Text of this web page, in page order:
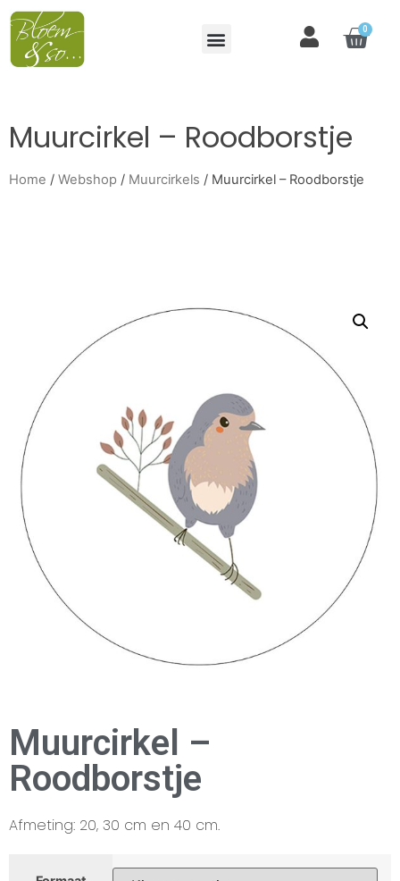
0
Muurcirkel – Roodborstje
Home / Webshop / Muurcirkels / Muurcirkel – Roodborstje
Muurcirkel –
Roodborstje
Afmeting: 20, 30 cm en 40 cm.